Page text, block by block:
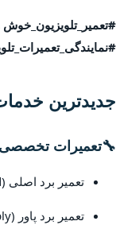
جدیدترین
🔧تعمیرات تخصصی
تعمیر برد اصلی (Main Board)
تعمیر برد پاور (Power Supply)